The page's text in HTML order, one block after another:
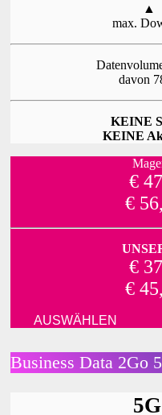
▲
max.
davon
KEINE
KEINE
€
€
€
€
AUSWÄHLEN
Business Data 2Go